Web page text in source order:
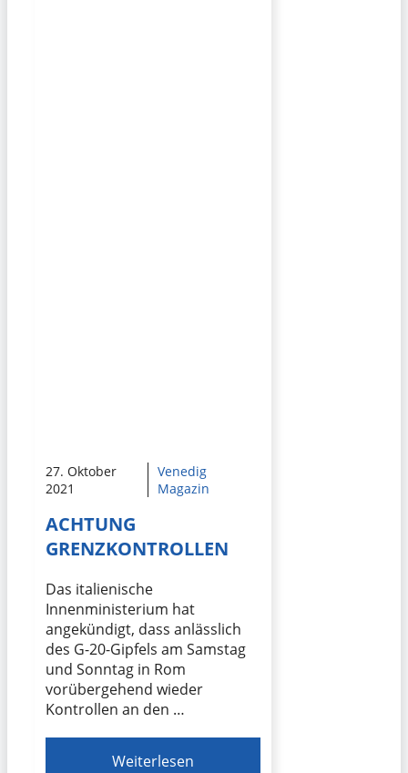
27. Oktober
2021
Venedig
Magazin
ACHTUNG
GRENZKONTROLLEN
Das italienische
Innenministerium hat
angekündigt, dass anlässlich
des G-20-Gipfels am Samstag
und Sonntag in Rom
vorübergehend wieder
Kontrollen an den …
Weiterlesen